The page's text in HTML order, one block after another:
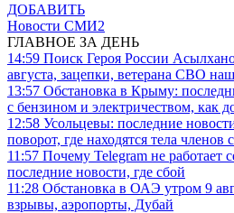
ДОБАВИТЬ
Новости СМИ2
ГЛАВНОЕ ЗА ДЕНЬ
14:59 Поиск Героя России
августа, зацепки, ветерана СВО
13:57 Обстановка в Крыму:
с бензином и электричеством, как
12:58 Усольцевы: последние
поворот, где находятся тела членов
11:57 Почему Telegram не работает
последние новости, где сбой
11:28 Обстановка в ОАЭ утром 9
взрывы, аэропорты, Дубай